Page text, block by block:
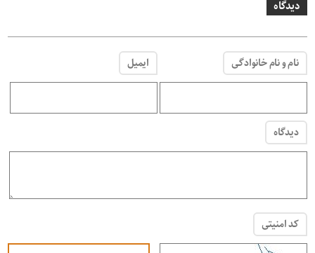
دیدگاه
نام و نام خانوادگی ایمیل
دیدگاه
کد امنیتی